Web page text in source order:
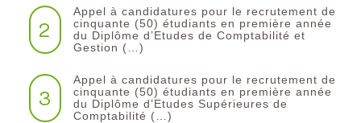
2
Appel à candidatures pour le recrutement de
cinquante (50) étudiants en première année
du Diplôme d’Etudes de Comptabilité et
Gestion (…)
3
Appel à candidatures pour le recrutement de
cinquante (50) étudiants en première année
du Diplôme d’Etudes Supérieures de
Comptabilité (…)